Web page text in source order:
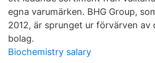
egna varumärken. BHG Group,
2012, är sprunget ur förvärven av
bolag.
Biochemistry salary